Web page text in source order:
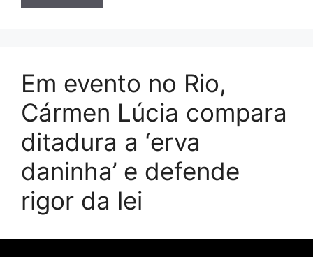
Em evento no Rio,
Cármen Lúcia compara
ditadura a ‘erva
daninha’ e defende
rigor da lei